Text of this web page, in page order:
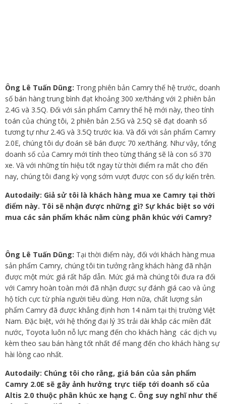
Ông Lê Tuấn Dũng: Trong phiên bản Camry thế hệ trước, doanh
số bán hàng trung bình đạt khoảng 300 xe/tháng với 2 phiên bản
2.4G và 3.5Q. Đối với sản phẩm Camry thế hệ mới này, theo tính
toán của chúng tôi, 2 phiên bản 2.5G và 2.5Q sẽ đạt doanh số
tương tự như 2.4G và 3.5Q trước kia. Và đối với sản phẩm Camry
2.0E, chúng tôi dự đoán sẽ bán được 70 xe/tháng. Như vậy, tổng
doanh số của Camry mới tính theo từng tháng sẽ là con số 370
xe. Và với những tín hiệu tốt ngay từ thời điểm ra mắt cho đến
nay, chúng tôi đang kỳ vọng sớm vượt được con số dự kiến trên.
Autodaily: Giả sử tôi là khách hàng mua xe Camry tại thời
điểm này. Tôi sẽ nhận được những gì? Sự khác biệt so với
mua các sản phẩm khác nằm cùng phân khúc với Camry?
Ông Lê Tuấn Dũng: Tại thời điểm này, đối với khách hàng mua
sản phẩm Camry, chúng tôi tin tưởng rằng khách hàng đã nhận
được một mức giá rất hấp dẫn. Mức giá mà chúng tôi đưa ra đối
với Camry hoàn toàn mới đã nhận được sự đánh giá cao và ủng
hộ tích cực từ phía người tiêu dùng. Hơn nữa, chất lượng sản
phẩm Camry đã được khẳng định hơn 14 năm tại thị trường Việt
Nam. Đặc biệt, với hệ thống đại lý 3S trải dài khắp các miền đất
nước, Toyota luôn nỗ lực mang đến cho khách hàng các dịch vụ
kèm theo sau bán hàng tốt nhất để mang đến cho khách hàng sự
hài lòng cao nhất.
Autodaily: Chúng tôi cho rằng, giá bán của sản phẩm
Camry 2.0E sẽ gây ảnh hưởng trực tiếp tới doanh số của
Altis 2.0 thuộc phân khúc xe hạng C. Ông suy nghĩ như thế